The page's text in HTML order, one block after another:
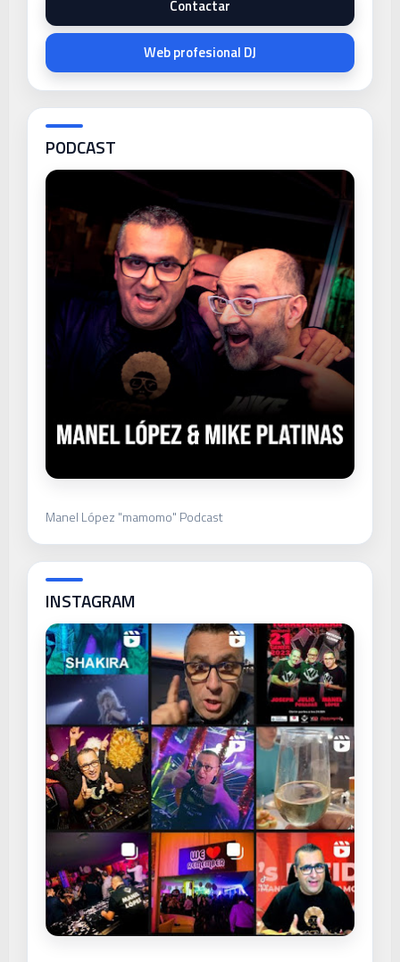
Contactar
Web profesional DJ
PODCAST
Manel López "mamomo" Podcast
INSTAGRAM